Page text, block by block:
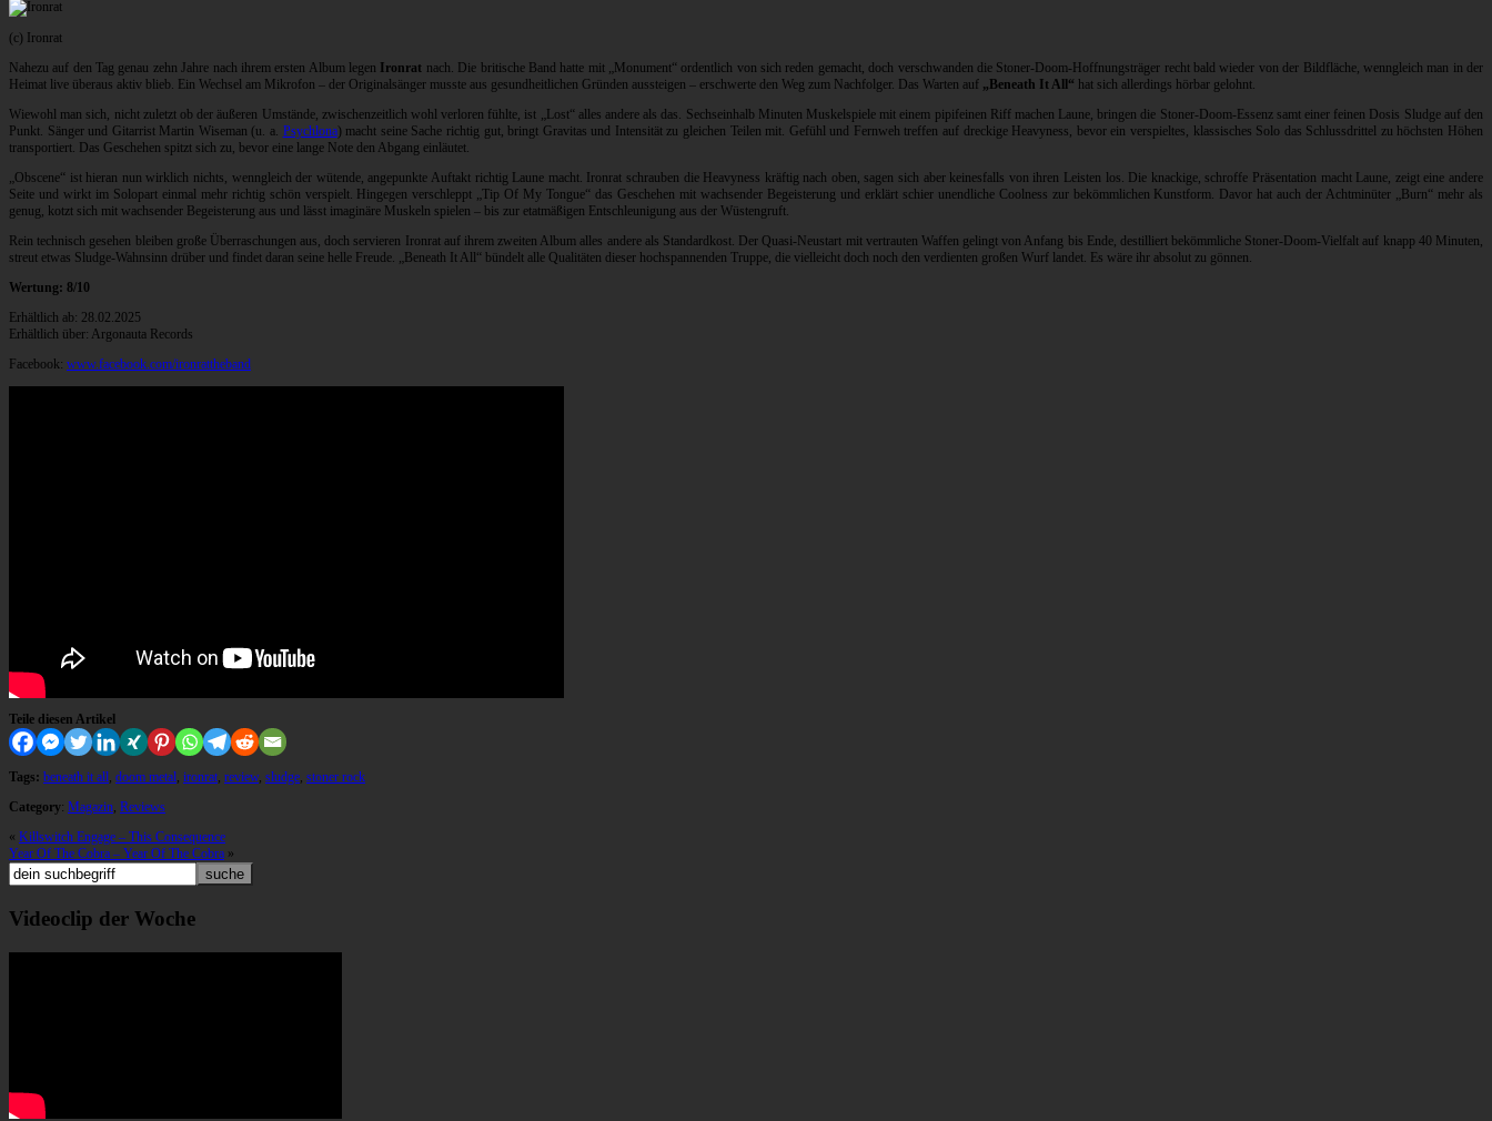
(c) Ironrat
Nahezu auf den Tag genau zehn Jahre nach ihrem ersten Album legen
Ironrat nach. Die britische Band hatte mit „Monument“ ordentlich von sich reden gemacht, doch verschwanden die Stoner-Doom-Hoffnungsträger recht bald wieder von der Bildfläche, wenngleich man in der
Heimat live überaus aktiv blieb. Ein Wechsel am Mikrofon – der Originalsänger musste aus gesundheitlichen Gründen aussteigen – erschwerte den Weg zum Nachfolger. Das Warten auf „Beneath It All“ hat sich allerdings hörbar gelohnt.
Wiewohl man sich, nicht zuletzt ob der äußeren Umstände, zwischenzeitlich wohl verloren fühlte, ist „Lost“ alles andere als das. Sechseinhalb Minuten Muskelspiele mit einem pipifeinen Riff machen Laune, bringen die Stoner-Doom-Essenz samt einer feinen Dosis Sludge auf den
Punkt. Sänger und Gitarrist Martin Wiseman (u. a. Psychlona) macht seine Sache richtig gut, bringt Gravitas und Intensität zu gleichen Teilen mit. Gefühl und Fernweh treffen auf dreckige Heavyness, bevor ein verspieltes, klassisches Solo das Schlussdrittel zu höchsten Höhen
transportiert. Das Geschehen spitzt sich zu, bevor eine lange Note den Abgang einläutet.
„Obscene“ ist hieran nun wirklich nichts, wenngleich der wütende, angepunkte Auftakt richtig Laune macht. Ironrat schrauben die Heavyness kräftig nach oben, sagen sich aber keinesfalls von ihren Leisten los. Die knackige, schroffe Präsentation macht Laune, zeigt eine andere
Seite und wirkt im Solopart einmal mehr richtig schön verspielt. Hingegen verschleppt „Tip Of My Tongue“ das Geschehen mit wachsender Begeisterung und erklärt schier unendliche Coolness zur bekömmlichen Kunstform. Davor hat auch der Achtminüter „Burn“ mehr als
genug, kotzt sich mit wachsender Begeisterung aus und lässt imaginäre Muskeln spielen – bis zur etatmäßigen Entschleunigung aus der Wüstengruft.
Rein technisch gesehen bleiben große Überraschungen aus, doch servieren Ironrat auf ihrem zweiten Album alles andere als Standardkost. Der Quasi-Neustart mit vertrauten Waffen gelingt von Anfang bis Ende, destilliert bekömmliche Stoner-Doom-Vielfalt auf knapp 40 Minuten,
streut etwas Sludge-Wahnsinn drüber und findet daran seine helle Freude. „Beneath It All“ bündelt alle Qualitäten dieser hochspannenden Truppe, die vielleicht doch noch den verdienten großen Wurf landet. Es wäre ihr absolut zu gönnen.
Wertung: 8/10
Erhältlich ab: 28.02.2025
Erhältlich über: Argonauta Records
Facebook: www.facebook.com/ironrattheband
Teile diesen Artikel
Tags: beneath it all, doom metal, ironrat, review, sludge, stoner rock
Category: Magazin, Reviews
« Killswitch Engage – This Consequence
Year Of The Cobra – Year Of The Cobra »
Videoclip der Woche